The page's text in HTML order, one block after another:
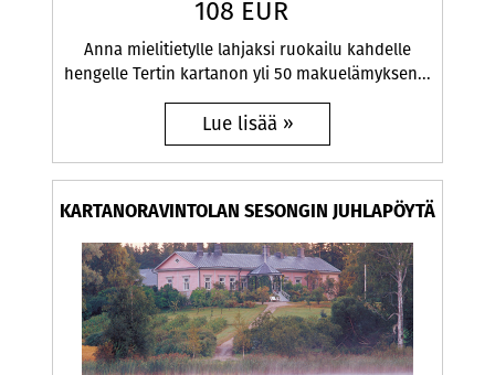
108 EUR
Anna mielitietylle lahjaksi ruokailu kahdelle
hengelle Tertin kartanon yli 50 makuelämyksen...
KARTANORAVINTOLAN SESONGIN JUHLAPÖYTÄ